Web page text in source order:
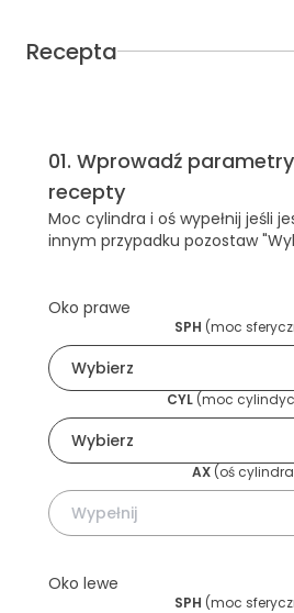
Recepta
01. Wprowadź
recepty
Moc cylindra i oś wypełnij jeśli
innym przypadku pozostaw
Oko prawe
SPH (moc
CYL(moc
AX (oś cylindra
Oko lewe
SPH (moc